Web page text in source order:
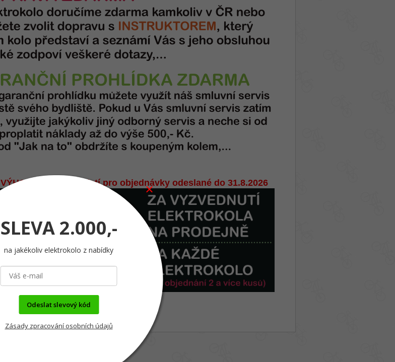
VÝHODNÁ AKCE - platí pro objednávky odeslané do 31.8.2026
SLEVA 2.000,-
na jakékoliv elektrokolo z nabídky
Odeslat slevový kód
Zásady zpracování osobních údajů